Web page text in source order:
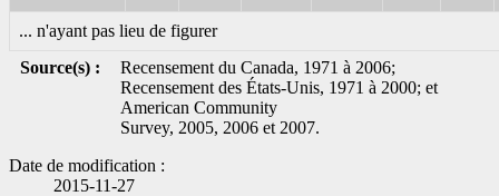
... n'ayant pas lieu de figurer
Source(s) :
Recensement du Canada, 1971 à 2006;
Recensement des États-Unis, 1971 à 2000; et
American Community
Survey, 2005, 2006 et 2007.
Date de modification :
2015-11-27